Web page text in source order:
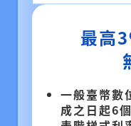
最高
一般臺幣數
成之日起6